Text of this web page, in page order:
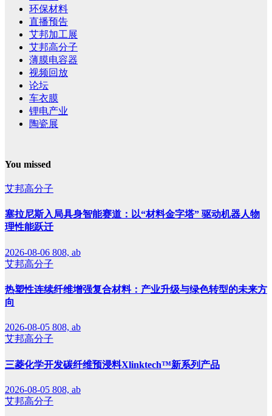
环保材料
直播预告
艾邦加工展
艾邦高分子
薄膜电容器
视频回放
论坛
车衣膜
锂电产业
陶瓷展
You missed
艾邦高分子
塞拉尼斯入局具身智能赛道：以“材料金字塔” 驱动机器人物
理性能跃迁
2026-08-06 808, ab
艾邦高分子
热塑性连续纤维增强复合材料：产业升级与绿色转型的未来方
向
2026-08-05 808, ab
艾邦高分子
三菱化学开发碳纤维预浸料Xlinktech™新系列产品
2026-08-05 808, ab
艾邦高分子